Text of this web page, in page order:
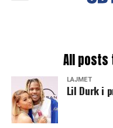
All posts
LAJMET
Lil Durk i